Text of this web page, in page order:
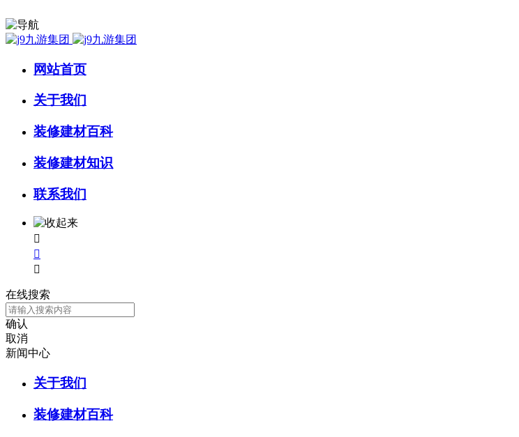
网站首页
关于我们
装修建材百科
装修建材知识
联系我们



在线搜索
确认
取消
新闻中心
关于我们
装修建材百科